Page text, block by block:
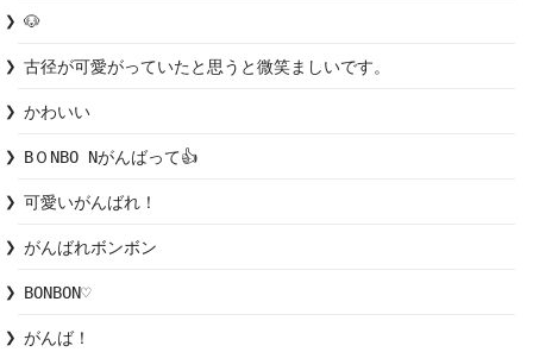
🐶
古径が可愛がっていたと思うと微笑ましいです。
かわいい
BＯNBO Nがんばって👍
可愛いがんばれ！
がんばれボンボン
BONBON♡
がんば！